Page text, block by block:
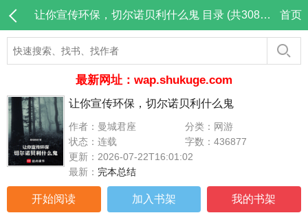
让你宣传环保，切尔诺贝利什么鬼 目录 (共308章) 首页
最新网址：wap.shukuge.com
让你宣传环保，切尔诺贝利什么鬼
作者：曼城君座
分类：网游
状态：连载
字数：436877
更新：2026-07-22T16:01:02
最新： 完本总结
开始阅读 加入书架 我的书架